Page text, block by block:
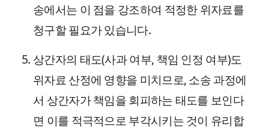
송에서는 이 점을 강조하여 적정한 위자료를
청구할 필요가 있습니다.
상간자의 태도(사과 여부, 책임 인정 여부)도
위자료 산정에 영향을 미치므로, 소송 과정에
서 상간자가 책임을 회피하는 태도를 보인다
면 이를 적극적으로 부각시키는 것이 유리합